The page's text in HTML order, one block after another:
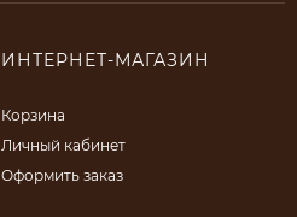
ИНТЕРНЕТ-МАГАЗИН
Корзина
Личный кабинет
Оформить заказ